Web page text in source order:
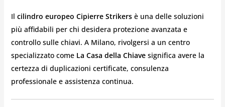
Il cilindro europeo Cipierre Strikersè una delle soluzioni
più affidabili per chi desidera protezione avanzata e
controllo sulle chiavi. A Milano, rivolgersi a un centro
specializzato come La Casa della Chiavesignifica avere la
certezza di duplicazioni certificate, consulenza
professionale e assistenza continua.